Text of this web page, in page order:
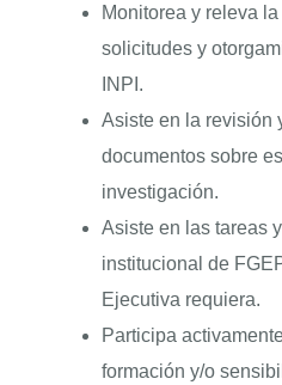
Monitorea y releva
solicitudes y
INPI.
Asiste en la revisión
documentos sobre
investigación.
Asiste en las tareas
institucional de
Ejecutiva requiera.
Participa
formación y/o